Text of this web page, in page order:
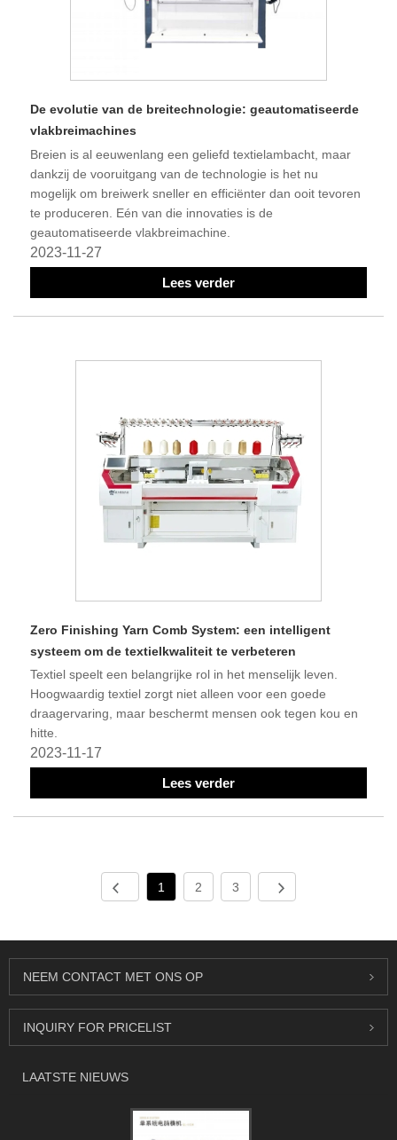
De evolutie van de breitechnologie: geautomatiseerde
vlakbreimachines
Breien is al eeuwenlang een geliefd textielambacht, maar
dankzij de vooruitgang van de technologie is het nu
mogelijk om breiwerk sneller en efficiënter dan ooit tevoren
te produceren. Eén van die innovaties is de
geautomatiseerde vlakbreimachine.
2023-11-27
Lees verder
Zero Finishing Yarn Comb System: een intelligent
systeem om de textielkwaliteit te verbeteren
Textiel speelt een belangrijke rol in het menselijk leven.
Hoogwaardig textiel zorgt niet alleen voor een goede
draagervaring, maar beschermt mensen ook tegen kou en
hitte.
2023-11-17
Lees verder
1 2 3
NEEM CONTACT MET ONS OP
INQUIRY FOR PRICELIST
LAATSTE NIEUWS